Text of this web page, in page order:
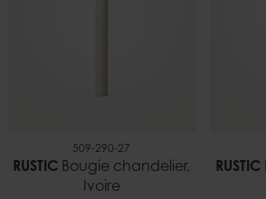
509-290-27
RUSTIC Bougie chandelier,
Ivoire
RUSTIC